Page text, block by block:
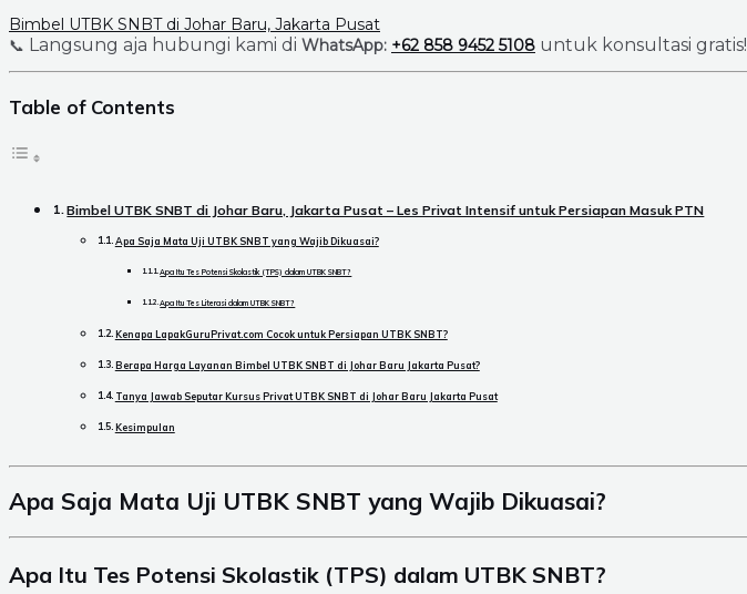
Bimbel UTBK SNBT di Johar Baru, Jakarta Pusat
📞 Langsung aja hubungi kami di WhatsApp: +62 858 9452 5108 untuk konsultasi gratis!
Table of Contents
Bimbel UTBK SNBT di Johar Baru, Jakarta Pusat – Les Privat Intensif untuk Persiapan Masuk PTN
Apa Saja Mata Uji UTBK SNBT yang Wajib Dikuasai?
Apa Itu Tes Potensi Skolastik (TPS) dalam UTBK SNBT?
Apa Itu Tes Literasi dalam UTBK SNBT?
Kenapa LapakGuruPrivat.com Cocok untuk Persiapan UTBK SNBT?
Berapa Harga Layanan Bimbel UTBK SNBT di Johar Baru Jakarta Pusat?
Tanya Jawab Seputar Kursus Privat UTBK SNBT di Johar Baru Jakarta Pusat
Kesimpulan
Apa Saja Mata Uji UTBK SNBT yang Wajib Dikuasai?
Apa Itu Tes Potensi Skolastik (TPS) dalam UTBK SNBT?